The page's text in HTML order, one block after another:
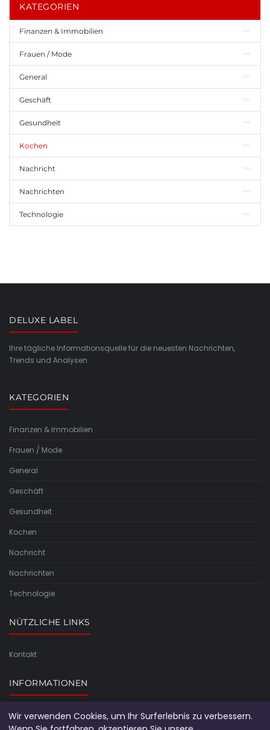
KATEGORIEN
Finanzen & Immobilien
Frauen / Mode
General
Geschäft
Gesundheit
Kochen
Nachricht
Nachrichten
Technologie
DELUXE LABEL
Ihre tägliche Informationsquelle für die neuesten Nachrichten,
Trends und Analysen.
KATEGORIEN
Finanzen & Immobilien
Frauen / Mode
General
Geschäft
Gesundheit
Kochen
Nachricht
Nachrichten
Technologie
NÜTZLICHE LINKS
Kontakt
INFORMATIONEN
Seitenübersicht
Wir verwenden Cookies, um Ihr Surferlebnis zu verbessern.